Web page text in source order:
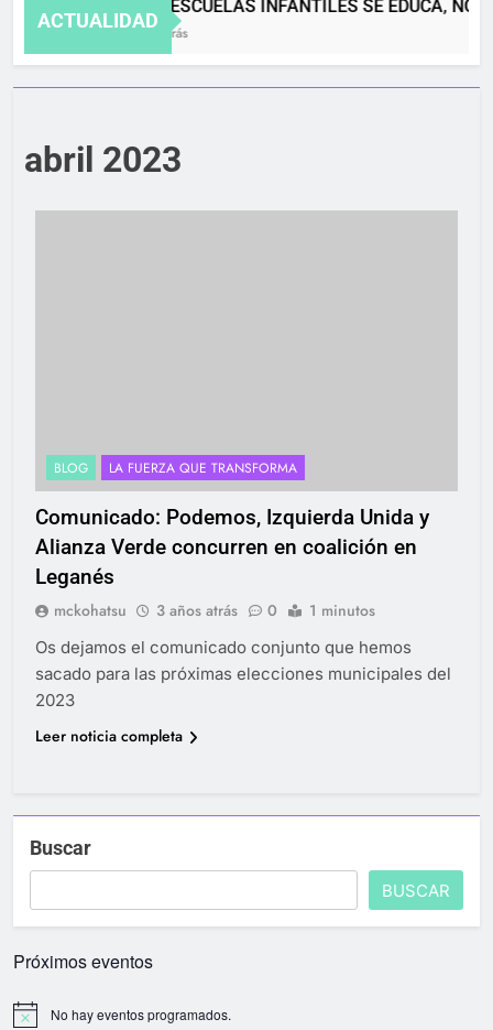
ACTUALIDAD
EN LAS ESCUELAS INFANTILES SE EDUCA, NO
4 Meses Atrás
abril 2023
BLOG LA FUERZA QUE TRANSFORMA
Comunicado: Podemos, Izquierda Unida y
Alianza Verde concurren en coalición en
Leganés
mckohatsu 3 años atrás 0 1 minutos
Os dejamos el comunicado conjunto que hemos
sacado para las próximas elecciones municipales del
2023
Leer noticia completa
Buscar
BUSCAR
Próximos eventos
No hay eventos programados.